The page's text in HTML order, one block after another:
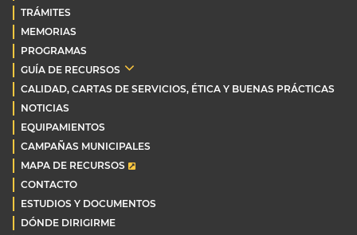
TRÁMITES
MEMORIAS
PROGRAMAS
GUÍA DE RECURSOS
CALIDAD, CARTAS DE SERVICIOS, ÉTICA Y BUENAS PRÁCTICAS
NOTICIAS
EQUIPAMIENTOS
CAMPAÑAS MUNICIPALES
MAPA DE RECURSOS
CONTACTO
ESTUDIOS Y DOCUMENTOS
DÓNDE DIRIGIRME